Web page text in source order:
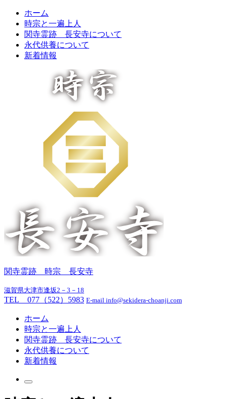
ホーム
時宗と一遍上人
関寺霊跡 長安寺について
永代供養について
新着情報
関寺霊跡 時宗 長安寺
滋賀県大津市逢坂2－3－18
TEL 077（522）5983 E-mail info@sekidera-choanji.com
ホーム
時宗と一遍上人
関寺霊跡 長安寺について
永代供養について
新着情報